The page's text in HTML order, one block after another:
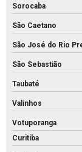
Piso intertravado
Piso intertravado
Piso pvs concreto
Piso tátil de concreto
Piso tátil concreto
Sorocaba
São Caetano
São José do Rio
São Sebastião
Taubaté
Valinhos
Votuporanga
Curitiba